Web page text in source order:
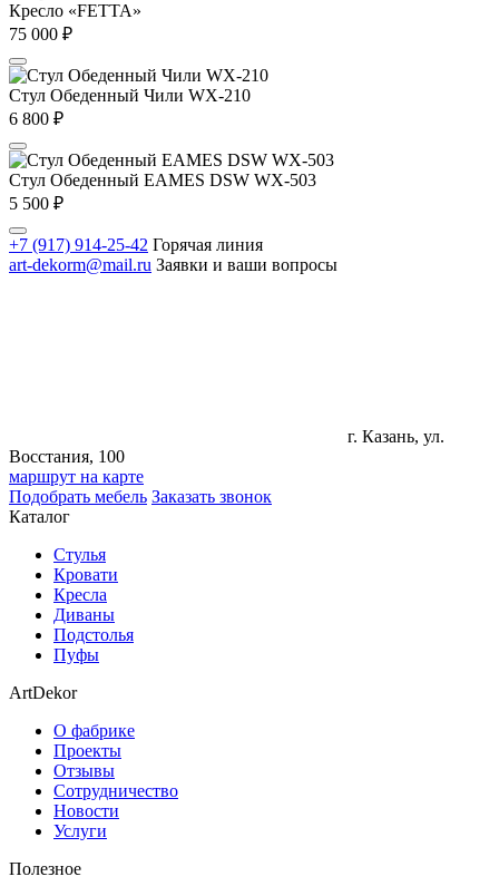
Кресло «FETTA»
75 000 ₽
Стул Обеденный Чили WX-210
6 800 ₽
Стул Обеденный EAMES DSW WX-503
5 500 ₽
+7 (917) 914-25-42 Горячая линия
art-dekorm@mail.ru Заявки и ваши вопросы
г. Казань, ул.
Восстания, 100
маршрут на карте
Подобрать мебель Заказать звонок
Каталог
Стулья
Кровати
Кресла
Диваны
Подстолья
Пуфы
ArtDekor
О фабрике
Проекты
Отзывы
Сотрудничество
Новости
Услуги
Полезное